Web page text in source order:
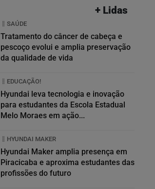
+ Lidas
SAÚDE
Tratamento do câncer de cabeça e
pescoço evolui e amplia preservação
da qualidade de vida
EDUCAÇÃO!
Hyundai leva tecnologia e inovação
para estudantes da Escola Estadual
Melo Moraes em ação...
HYUNDAI MAKER
Hyundai Maker amplia presença em
Piracicaba e aproxima estudantes das
profissões do futuro